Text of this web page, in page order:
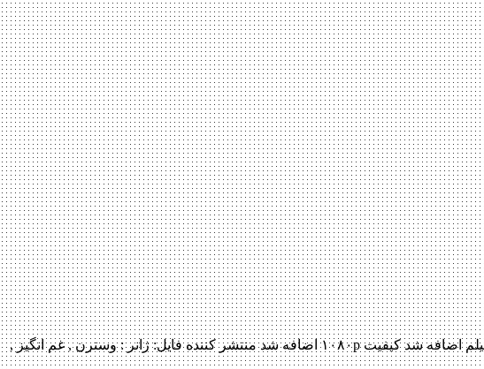
دانلود فیلم Winnetou And Old Shatterhand 2016 Winnetou And Old Shatterhand 2016 با کیفیت BluRay 720p پیش نمایش فیلم اضافه شد کیفیت ۱۰۸۰p اضافه شد منتشر کننده فایل: ژانر : وسترن , غم انگیز ,